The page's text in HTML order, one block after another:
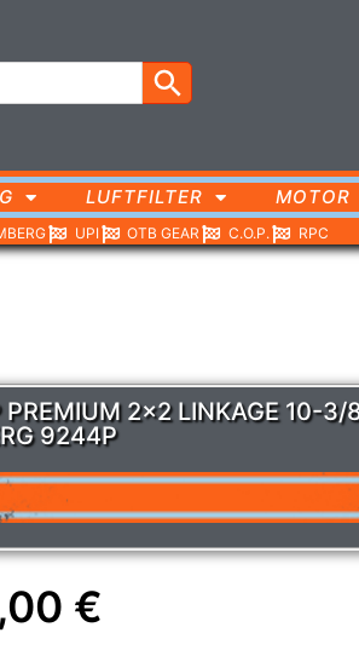
LUFTFILTER MOTOR
UPI OTB GEAR C.O.P. RPC
PREMIUM 2×2 LINKAGE 10-3/
9244P
€